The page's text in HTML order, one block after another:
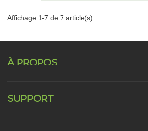
Affichage 1-7 de 7 article(s)
À PROPOS
SUPPORT